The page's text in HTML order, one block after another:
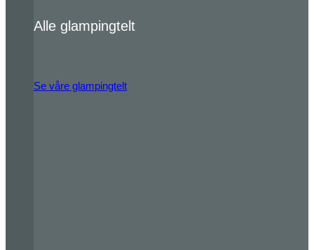
Alle glampingtelt
Se våre glampingtelt